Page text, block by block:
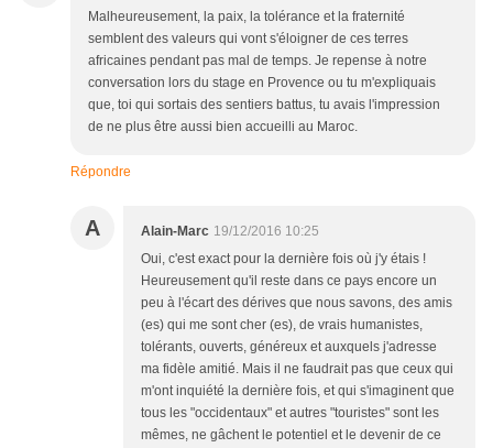
Malheureusement, la paix, la tolérance et la fraternité
semblent des valeurs qui vont s'éloigner de ces terres
africaines pendant pas mal de temps. Je repense à notre
conversation lors du stage en Provence ou tu m'expliquais
que, toi qui sortais des sentiers battus, tu avais l'impression
de ne plus être aussi bien accueilli au Maroc.
Répondre
A Alain-Marc 19/12/2016 10:25
Oui, c'est exact pour la dernière fois où j'y étais !
Heureusement qu'il reste dans ce pays encore un
peu à l'écart des dérives que nous savons, des amis
(es) qui me sont cher (es), de vrais humanistes,
tolérants, ouverts, généreux et auxquels j'adresse
ma fidèle amitié. Mais il ne faudrait pas que ceux qui
m'ont inquiété la dernière fois, et qui s'imaginent que
tous les "occidentaux" et autres "touristes" sont les
mêmes, ne gâchent le potentiel et le devenir de ce